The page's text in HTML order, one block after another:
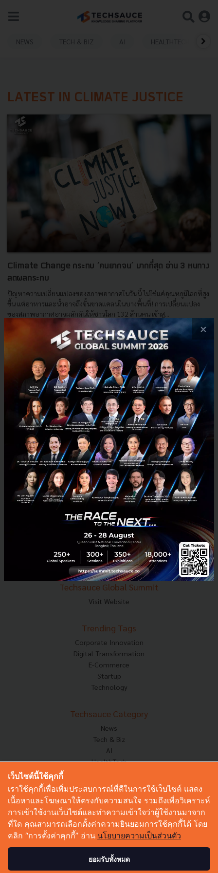
NEWS TECH & BIZ AI HEALTHTECH
LATEST IN CLIMATE JUSTICE
Climate Change กระทบ ‘คนยากจน’ มากที่สุด อ่าน 3 หนทาง
ลดผลกระทบ
ปัญหาความเปลี่ยนแปลงของสภาพอากาศในวันนี้ ไม่ใช่แค่อุณหภูมิโลกที่สูง
ขึ้น แต่อาหารและน้ำอาจถึงขั้นขาดแคลนในบางพื้นที่! การเปลี่ยนแปลง
ของสภาพอากาศอาจผลักดันให้ชาวโลก 132 ล้านคน เข้าสู...
| ByPhatphicha Lerksirinukul
Saucy Thoughts impact poverty ภาวะโลกรวน
E-mail :contact@techsauce.co
Tel : 02-001-5375
Mobile : 06-4658-9500
Techsauce Media
About Techsauce
Techsauce Services
Privacy Policy
ส่งบทความ
Techsauce Global Summit
Visit Website
Trending Tags
Corporate Innovation
Digital Transformation
E-Commerce
Startup
Technology
Techsauce Category
News
Tech & Biz
AI
HealthTech
Corp Innov
Saucy Thoughts
Sustainable
Videos
Podcast
×
เว็บไซต์นี้ใช้คุกกี้
เราใช้คุกกี้เพื่อเพิ่มประสบการณ์ที่ดีในการใช้เว็บไซต์ แสดง
เนื้อหาและโฆษณาให้ตรงกับความสนใจ รวมถึงเพื่อวิเคราะห์
การเข้าใช้งานเว็บไซต์และทำความเข้าใจว่าผู้ใช้งานมาจาก
ที่ใด คุณสามารถเลือกตั้งค่าความยินยอมการใช้คุกกี้ได้ โดย
คลิก “การตั้งค่าคุกกี้” อ่าน นโยบายความเป็นส่วนตัว
ยอมรับทั้งหมด